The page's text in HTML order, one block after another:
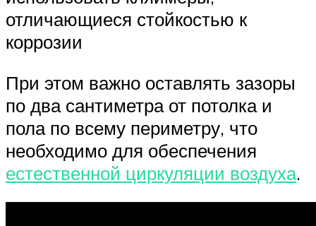
отличающиеся стойкостью к
коррозии
При этом важно оставлять зазоры
по два сантиметра от потолка и
пола по всему периметру, что
необходимо для обеспечения
естественной циркуляции воздуха.